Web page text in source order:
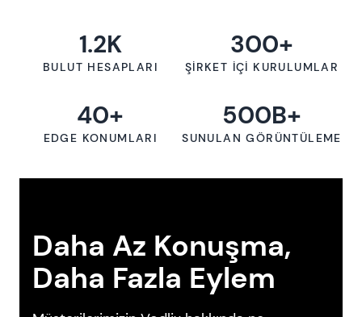
1.2K
BULUT HESAPLARI
300+
ŞIRKET İÇI KURULUMLAR
40+
EDGE KONUMLARI
500B+
SUNULAN GÖRÜNTÜLEME
Daha Az Konuşma,
Daha Fazla Eylem